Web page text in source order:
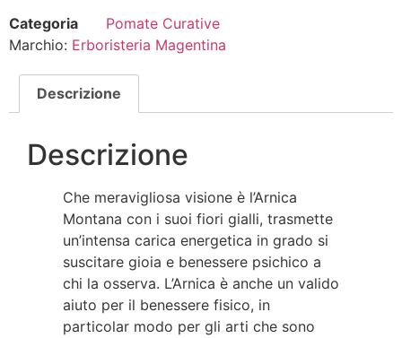
Categoria
Pomate Curative
Marchio: Erboristeria Magentina
Descrizione
Descrizione
Che meravigliosa visione è l’Arnica
Montana con i suoi fiori gialli, trasmette
un’intensa carica energetica in grado si
suscitare gioia e benessere psichico a
chi la osserva. L’Arnica è anche un valido
aiuto per il benessere fisico, in
particolar modo per gli arti che sono